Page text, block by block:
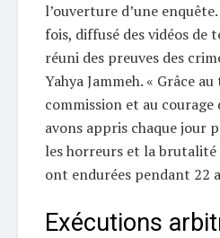
l’ouverture d’une
fois, diffusé des vidéos de
réuni des preuves des
Yahya Jammeh. « Grâce
commission et au courage
avons appris chaque jour
les horreurs et la brutalité
ont endurées pendant 22
Exécutions